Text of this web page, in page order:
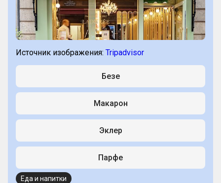
Источник изображения: Tripadvisor
Безе
Mакарон
Эклер
Парфе
Еда и напитки